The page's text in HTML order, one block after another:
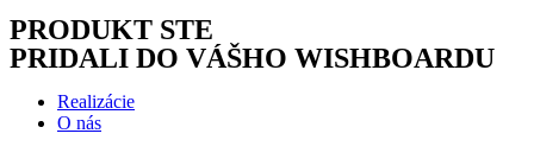
PRODUKT STE
PRIDALI DO VÁŠHO WISHBOARDU
Realizácie
O nás